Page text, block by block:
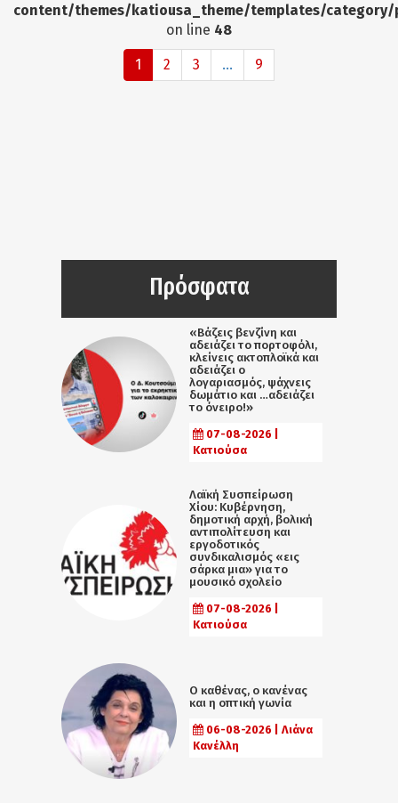
content/themes/katiousa_theme/templates/
on line 48
1 2 3 ... 9
Πρόσφατα
«Βάζεις βενζίνη και
αδειάζει το πορτοφόλι,
κλείνεις ακτοπλοϊκά και
αδειάζει ο
λογαριασμός, ψάχνεις
δωμάτιο και …αδειάζει
το όνειρο!»
07-08-2026 |
Κατιούσα
Λαϊκή Συσπείρωση
Χίου: Κυβέρνηση,
δημοτική αρχή, βολική
αντιπολίτευση και
εργοδοτικός
συνδικαλισμός «εις
σάρκα μια» για το
μουσικό σχολείο
07-08-2026 |
Κατιούσα
Ο καθένας, ο κανένας
και η οπτική γωνία
06-08-2026 | Λιάνα
Κανέλλη